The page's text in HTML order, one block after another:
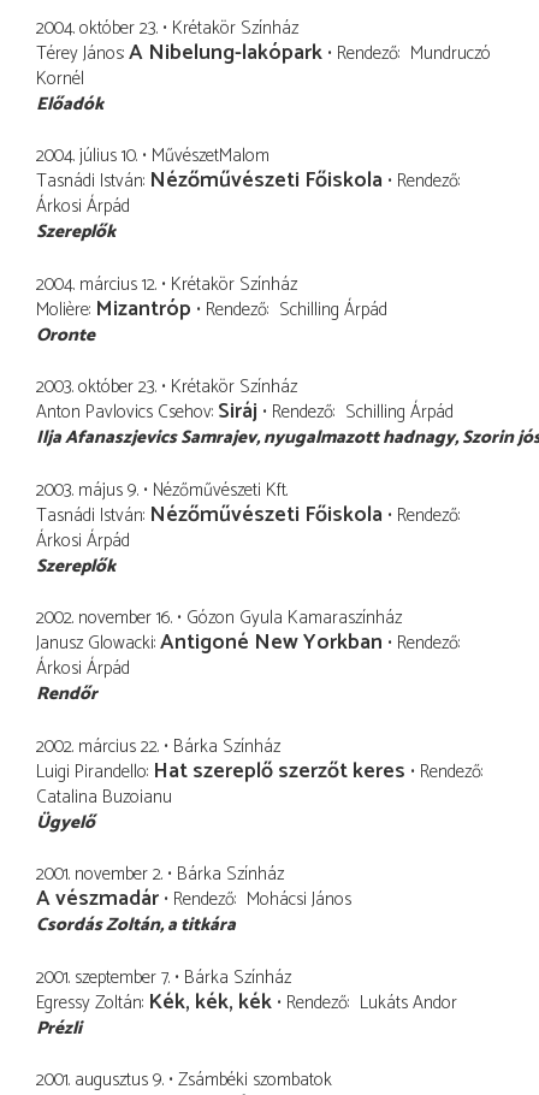
2004. október 23. Krétakör Színház
Térey János A Nibelung-lakópark Rendező Mundruczó
Kornél
Előadók
2004. július 10. MűvészetMalom
Tasnádi István Nézőművészeti Főiskola Rendező
Árkosi Árpád
Szereplők
2004. március 12. Krétakör Színház
Molière Mizantróp Rendező Schilling Árpád
Oronte
2003. október 23. Krétakör Színház
Anton Pavlovics Csehov Siráj Rendező Schilling Árpád
Ilja Afanaszjevics Samrajev nyugalmazott hadnagy, Szorin
2003. május 9. Nézőművészeti Kft.
Tasnádi István Nézőművészeti Főiskola Rendező
Árkosi Árpád
Szereplők
2002. november 16. Gózon Gyula Kamaraszínház
Janusz Glowacki Antigoné New Yorkban Rendező
Árkosi Árpád
Rendőr
2002. március 22. Bárka Színház
Luigi Pirandello Hat szereplő szerzőt keres Rendező
Catalina Buzoianu
Ügyelő
2001. november 2. Bárka Színház
A vészmadár Rendező Mohácsi János
Csordás Zoltán a titkára
2001. szeptember 7. Bárka Színház
Egressy Zoltán Kék, kék, kék Rendező Lukáts Andor
Prézli
2001. augusztus 9. Zsámbéki szombatok